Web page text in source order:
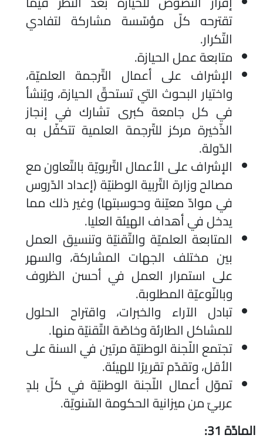
تقترحه كلّ مؤسّسة مشاركة لتفادي
التّكرار.
متابعة عمل الحيازة.
الإشراف على أعمال التّرجمة العلميّة،
واختيار البحوث التي تستحقّ الحيازة، ويُنشأ
في كل جامعة كبرى تشارك في إنجاز
الذّخيرة مركز للتّرجمة العلمية تتكفّل به
الدّولة.
الإشراف على الأعمال التّربويّة بالتّعاون مع
مصالح وزارة التّربية الوطنيّة (إعداد الدّروس
في موادّ معيّنة وحوسبتها) وغير ذلك مما
يدخل في أهداف الهيئة العليا.
المتابعة العلميّة والتّقنيّة وتنسيق العمل
بين مختلف الجهات المشاركة، والسهر
على استمرار العمل في أحسن الظروف
وبالنّوعيّة المطلوبة.
تبادل الآراء والخبرات، واقتراح الحلول
للمشاكل الطارئة وخاصّة التّقنيّة منها.
تجتمع اللّجنة الوطنيّة مرتين في السنة على
الأقل، وتقدّم تقريرًا للهيئة.
تموّل أعمال اللّجنة الوطنيّة في كلّ بلدٍ
عربيّ من ميزانية الحكومة السّنويّة.
المادّة 31: